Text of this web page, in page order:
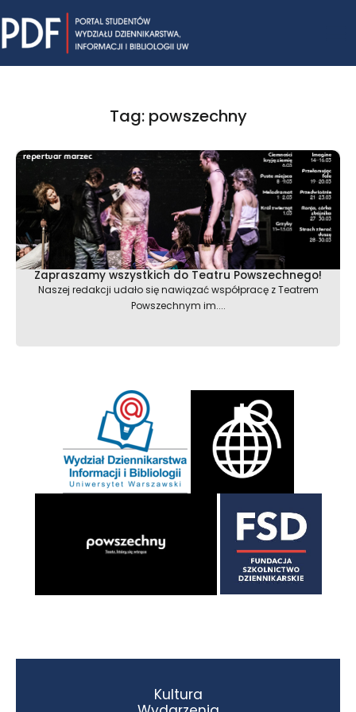
to
content
Tag: powszechny
Zapraszamy wszystkich do Teatru Powszechnego!
Naszej redakcji udało się nawiązać współpracę z Teatrem
Powszechnym im....
Kultura